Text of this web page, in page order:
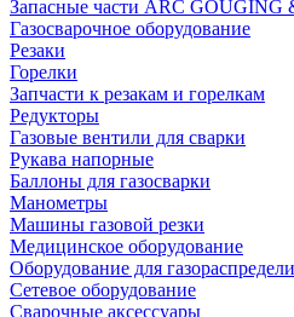
Запасные части ARC
Газосварочное оборудование
Резаки
Горелки
Запчасти к резакам и горелкам
Редукторы
Газовые вентили для сварки
Рукава напорные
Баллоны для газосварки
Манометры
Машины газовой резки
Медицинское оборудование
Оборудование для
Сетевое оборудование
Сварочные аксессуары